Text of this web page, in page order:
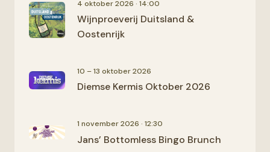
4 oktober 2026 · 14:00
Wijnproeverij Duitsland &
Oostenrijk
10 – 13 oktober 2026
Diemse Kermis Oktober 2026
1 november 2026 · 12:30
Jans’ Bottomless Bingo Brunch